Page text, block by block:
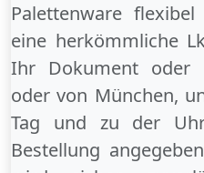
Palettenware
eine herkömmliche
Ihr Dokument oder
odervon München,
Tag und zu der
Bestellung